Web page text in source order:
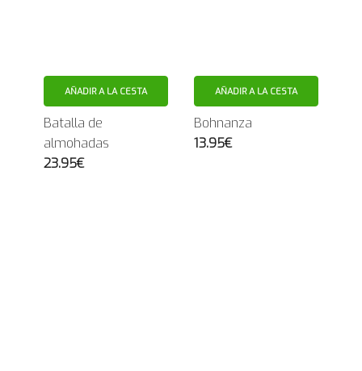
AÑADIR A LA CESTA
Batalla de
almohadas
23.95€
AÑADIR A LA CESTA
Bohnanza
13.95€